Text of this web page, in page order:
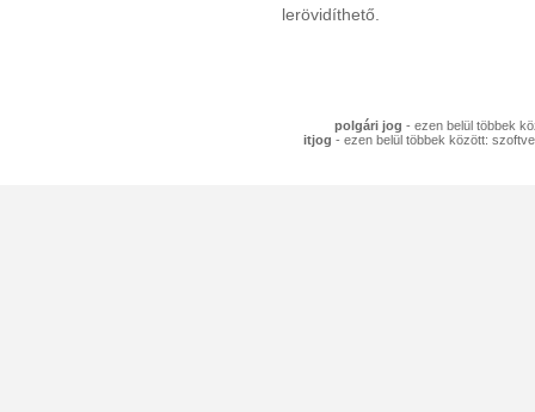
lerövidíthető.
polgári jog - ezen belül többek
itjog - ezen belül többek között: